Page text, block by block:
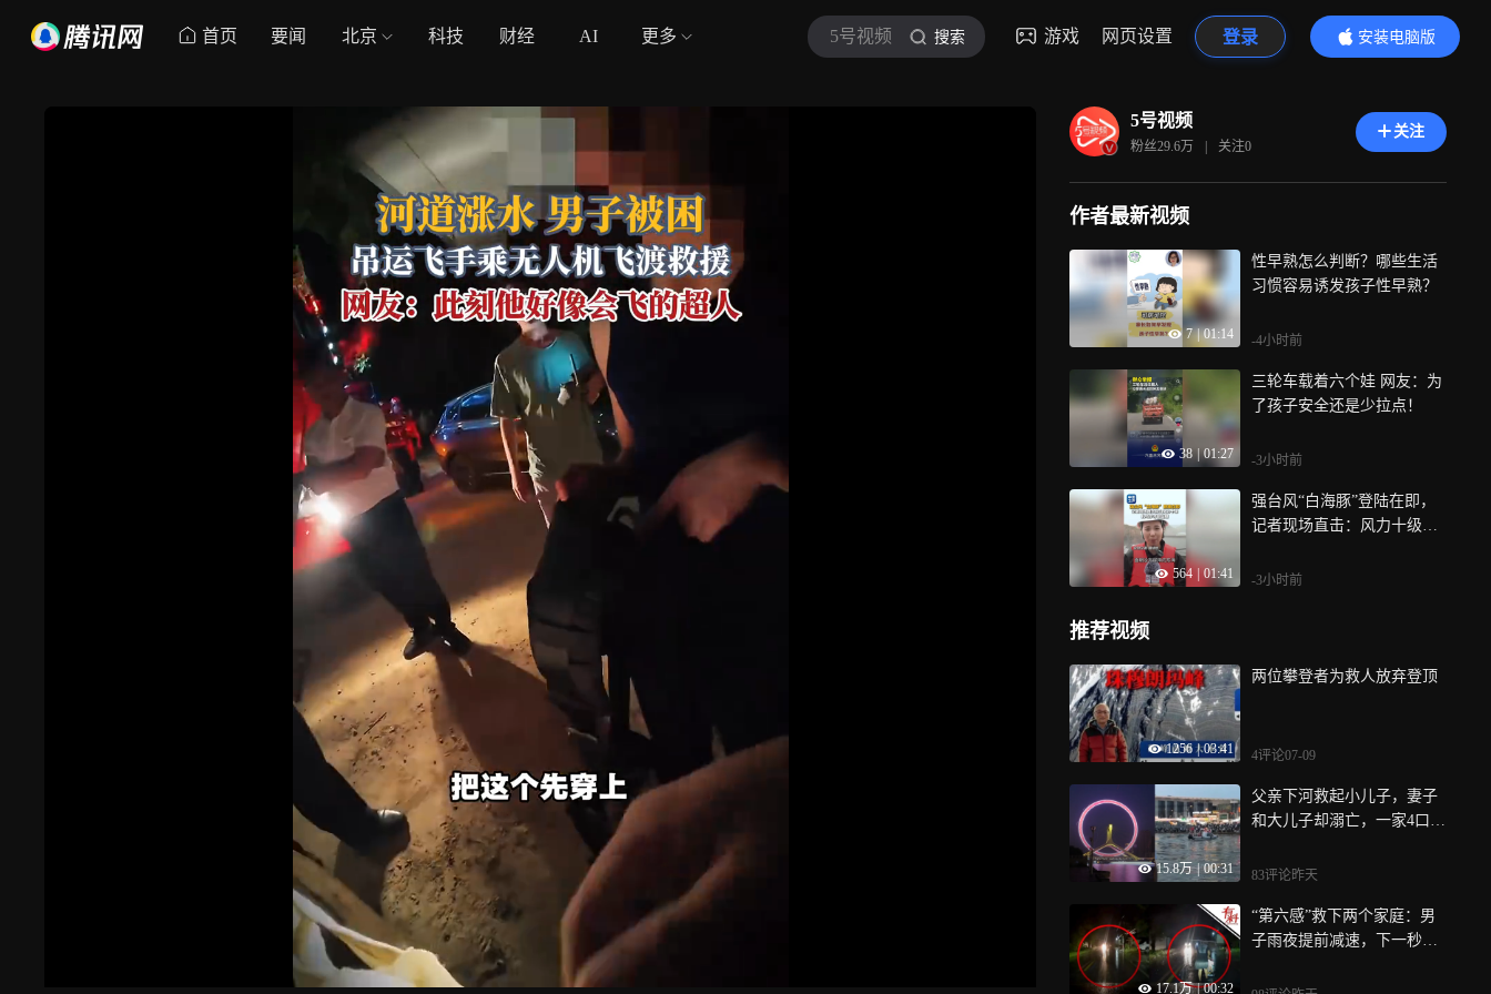
首页 要闻 北京 科技 财经 AI 更多 5号视频 搜索 游戏 网页设置 登录
安装电脑版
内容更精彩
5号视频
粉丝29.6万 | 关注0
关注
作者最新视频
7 | 01:14
性早熟怎么判断？哪些生活
习惯容易诱发孩子性早熟？
-4小时前
38 | 01:27
三轮车载着六个娃 网友：为
了孩子安全还是少拉点！
-3小时前
564 01:41
强台风“白海豚”登陆在即，
记者现场直击：风力十级、
-3小时前
推荐视频
1256 | 03:41
两位攀登者为救人放弃登顶
4评论07-09
15.8万 | 00:31
父亲下河救起小儿子，妻子
和大儿子却溺亡，一家4口游
83评论昨天
17.1万 | 00:32
“第六感”救下两个家庭：男
子雨夜提前减速，下一秒避